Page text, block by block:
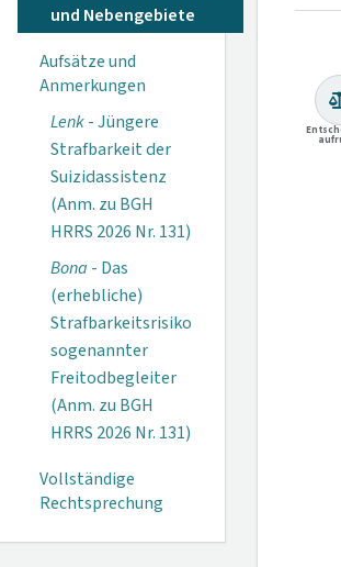
und Nebengebiete
Aufsätze und
Anmerkungen
Lenk- Jüngere
Strafbarkeit der
Suizidassistenz
(Anm. zu BGH
HRRS 2026 Nr. 131)
Bona - Das
(erhebliche)
Strafbarkeitsrisiko
sogenannter
Freitodbegleiter
(Anm. zu BGH
HRRS 2026 Nr. 131)
Vollständige
Rechtsprechung